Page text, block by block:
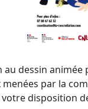
dessin
par la
disposition